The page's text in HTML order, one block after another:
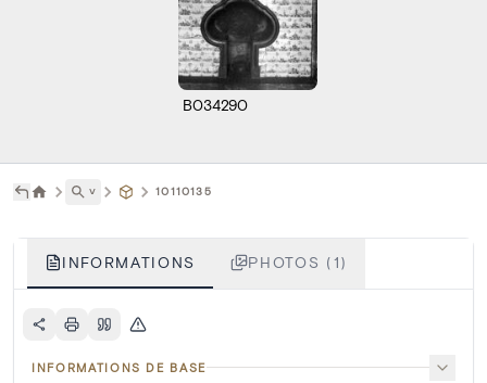
B034290
˅ 10110135
INFORMATIONS PHOTOS (1)
INFORMATIONS DE BASE